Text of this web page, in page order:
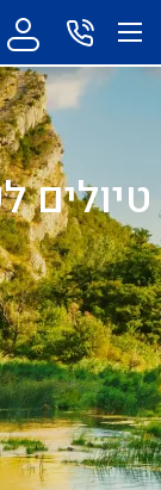
טיולים